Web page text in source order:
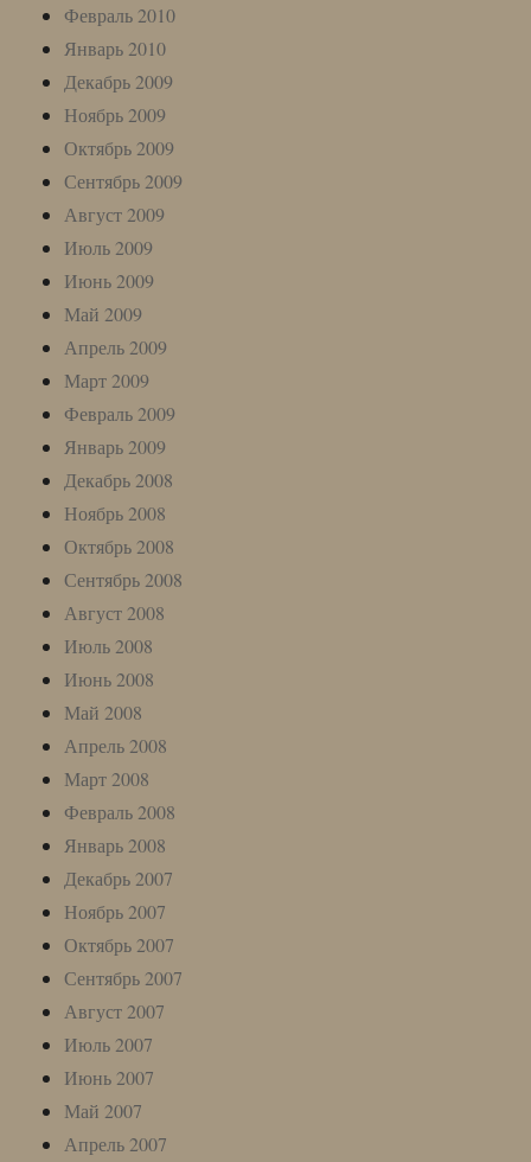
Февраль 2010
Январь 2010
Декабрь 2009
Ноябрь 2009
Октябрь 2009
Сентябрь 2009
Август 2009
Июль 2009
Июнь 2009
Май 2009
Апрель 2009
Март 2009
Февраль 2009
Январь 2009
Декабрь 2008
Ноябрь 2008
Октябрь 2008
Сентябрь 2008
Август 2008
Июль 2008
Июнь 2008
Май 2008
Апрель 2008
Март 2008
Февраль 2008
Январь 2008
Декабрь 2007
Ноябрь 2007
Октябрь 2007
Сентябрь 2007
Август 2007
Июль 2007
Июнь 2007
Май 2007
Апрель 2007